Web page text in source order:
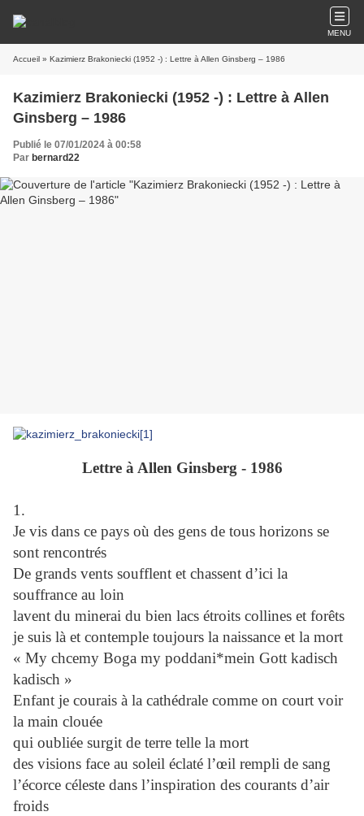
MENU
Accueil » Kazimierz Brakoniecki (1952 -) : Lettre à Allen Ginsberg – 1986
Kazimierz Brakoniecki (1952 -) : Lettre à Allen
Ginsberg – 1986
Publié le 07/01/2024 à 00:58
Par bernard22
Lettre à Allen Ginsberg - 1986
1.
Je vis dans ce pays où des gens de tous horizons se
sont rencontrés
De grands vents soufflent et chassent d’ici la
souffrance au loin
lavent du minerai du bien lacs étroits collines et forêts
je suis là et contemple toujours la naissance et la mort
« My chcemy Boga my poddani*mein Gott kadisch
kadisch »
Enfant je courais à la cathédrale comme on court voir
la main clouée
qui oubliée surgit de terre telle la mort
des visions face au soleil éclaté l’œil rempli de sang
l’écorce céleste dans l’inspiration des courants d’air
froids